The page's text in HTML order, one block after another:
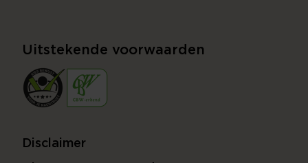
Uitstekende voorwaarden
Disclaimer